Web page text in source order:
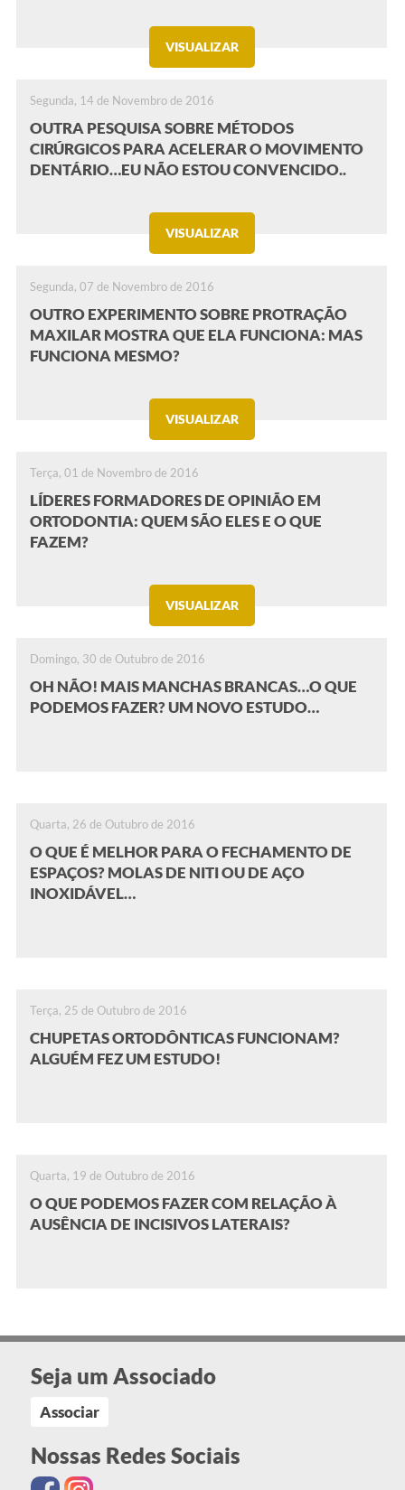
VISUALIZAR
Segunda, 14 de Novembro de 2016
OUTRA PESQUISA SOBRE MÉTODOS
CIRÚRGICOS PARA ACELERAR O MOVIMENTO
DENTÁRIO…EU NÃO ESTOU CONVENCIDO..
VISUALIZAR
Segunda, 07 de Novembro de 2016
OUTRO EXPERIMENTO SOBRE PROTRAÇÃO
MAXILAR MOSTRA QUE ELA FUNCIONA: MAS
FUNCIONA MESMO?
VISUALIZAR
Terça, 01 de Novembro de 2016
LÍDERES FORMADORES DE OPINIÃO EM
ORTODONTIA: QUEM SÃO ELES E O QUE
FAZEM?
VISUALIZAR
Domingo, 30 de Outubro de 2016
OH NÃO! MAIS MANCHAS BRANCAS…O QUE
PODEMOS FAZER? UM NOVO ESTUDO…
Quarta, 26 de Outubro de 2016
O QUE É MELHOR PARA O FECHAMENTO DE
ESPAÇOS? MOLAS DE NITI OU DE AÇO
INOXIDÁVEL…
Terça, 25 de Outubro de 2016
CHUPETAS ORTODÔNTICAS FUNCIONAM?
ALGUÉM FEZ UM ESTUDO!
Quarta, 19 de Outubro de 2016
O QUE PODEMOS FAZER COM RELAÇÃO À
AUSÊNCIA DE INCISIVOS LATERAIS?
Seja um Associado
Associar
Nossas Redes Sociais